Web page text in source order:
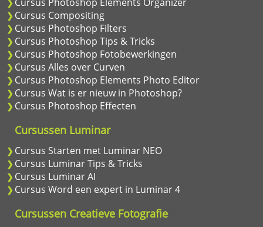
Cursus Compositing
Cursus Photoshop Filters
Cursus Photoshop Tips & Tricks
Cursus Photoshop Fotobewerkingen
Cursus Alles over Curven
Cursus Photoshop Elements Photo Editor
Cursus Wat is er nieuw in Photoshop?
Cursus Photoshop Effecten
Cursussen Luminar
Cursus Starten met Luminar NEO
Cursus Luminar Tips & Tricks
Cursus Luminar AI
Cursus Word een expert in Luminar 4
Cursussen Creatieve Fotografie